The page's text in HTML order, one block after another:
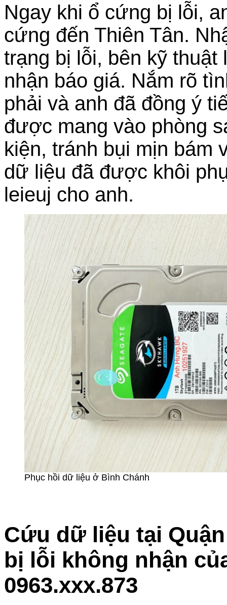
Ngay khi ổ cứng bị lỗi,
cứng đến Thiên Tân.
trạng bị lỗi, bên kỹ thuật
nhận báo giá. Nắm rõ
phải và anh đã đồng ý
được mang vào phòng
kiện, tránh bụi mịn bám
dữ liệu đã được khôi
leieuj cho anh.
Phục hồi dữ liệu ở Bình Chánh
Cứu dữ liệu tại
bị lỗi không nhận
0963.xxx.873